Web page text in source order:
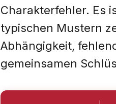
Charakterfehler. Es
typischen Mustern
Abhängigkeit,
gemeinsamen